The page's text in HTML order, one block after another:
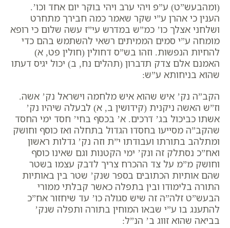
(ומהבעש”ט) ע”פ ויהי ערב ויהי בוקר יום אחד וכו’.
הענין כי אהרן ע”י שקר שאמר כמה חבירך מתחרט
ושלחני אצלך כו’ כמ”ש במדרש עי”ז עשה שלום כי רופא
מומחה ע”י סמים הממיתים רשאי להשתמש בהם כדי
להחיות הנפשות. וזהו בש”ס דחולין (חולין פט, א)
האמנם אלם צדק תדברון (תהלים נח, ב) יכול יגיס דעתו
שהוא בניחותא ע”ש:
הקב”ה נק’ איש שהוא איש מלחמה וישראל נק’ אשה.
וז”ש האשה ניקנית (קידושין ב, א) לבעלה שיהיו נק’
אשתו כביכול בג’ דרכים. א’ בכסף בחי’ חסד ימי החסד
שהקב”ה מסייעו בחסדו הגדול בתחלה ואז כוסף וחושק
ומתלהב בתורתו ועבודתו י”ת וזה נק’ גדלות ראשון
ואח”כ נסתלק זה ונק’ ימי הקטנות וגם שאינו כוסף
וחושק מ”מ על צד ההכרח צריך לדבק עצמו בשטר
שהם אותיות הכתובים בספר שנק’ שטר בין באותיות
התורה בלימודו ובין בתפלה כאשר קבלתי ממורי
הבעש”ט זלה”ה זה שיש סגולה כו’ עד שיחזור אח”כ
להתענג בו ע”י שבאו המוחין בתורה ותפלה שנק’
בביאה שהוא זווג ב’ הנ”ל: